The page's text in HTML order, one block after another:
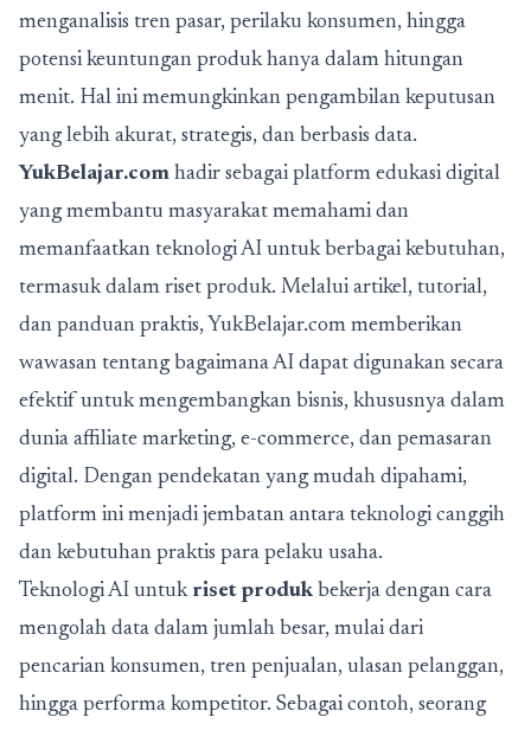
menganalisis tren pasar, perilaku konsumen, hingga
potensi keuntungan produk hanya dalam hitungan
menit. Hal ini memungkinkan pengambilan keputusan
yang lebih akurat, strategis, dan berbasis data.
YukBelajar.com hadir sebagai platform edukasi digital
yang membantu masyarakat memahami dan
memanfaatkan teknologi AI untuk berbagai kebutuhan,
termasuk dalam riset produk. Melalui artikel, tutorial,
dan panduan praktis, YukBelajar.com memberikan
wawasan tentang bagaimana AI dapat digunakan secara
efektif untuk mengembangkan bisnis, khususnya dalam
dunia affiliate marketing, e-commerce, dan pemasaran
digital. Dengan pendekatan yang mudah dipahami,
platform ini menjadi jembatan antara teknologi canggih
dan kebutuhan praktis para pelaku usaha.
Teknologi AI untuk riset produk bekerja dengan cara
mengolah data dalam jumlah besar, mulai dari
pencarian konsumen, tren penjualan, ulasan pelanggan,
hingga performa kompetitor. Sebagai contoh, seorang